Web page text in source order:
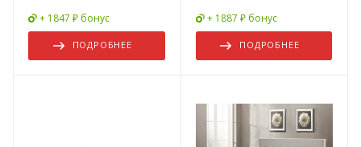
+ 1847 ₽ бонус
ПОДРОБНЕЕ
+ 1887 ₽ бонус
ПОДРОБНЕЕ